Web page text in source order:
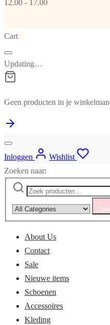
12.00 - 17.00
Cart
Updating…
Geen producten in je
Inloggen
Wishlist
Zoeken naar:
About Us
Contact
Sale
Nieuwe items
Schoenen
Accessoires
Kleding